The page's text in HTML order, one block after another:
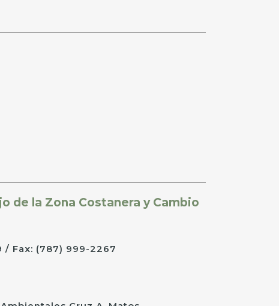
de la Zona Costanera y Cambio
Fax: (787) 999-2267